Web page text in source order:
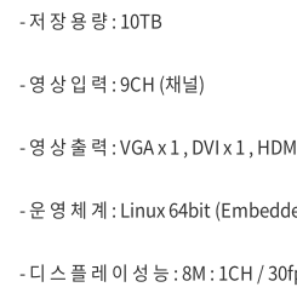
- 저 장 용 량 : 10TB
- 영 상 입 력 : 9CH (채널)
- 영 상 출 력 : VGA x 1 , DVI x 1 ,
- 운 영 체 계 : Linux 64bit
- 디 스 플 레 이 성 능 : 8M : 1CH /